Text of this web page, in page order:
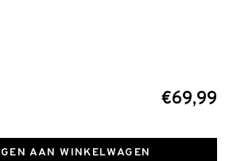
€69,99
AAN WINKELWAGEN